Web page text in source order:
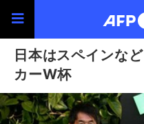
日本はスペインな
カーW杯